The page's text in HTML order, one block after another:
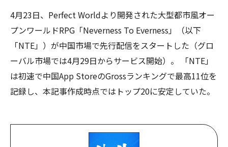
4月23日、Perfect Worldより開発された大型都市風オー
プンワールドRPG「Neverness To Everness」（以下
「NTE」）が中国市場で先行配信をスタートした（グロ
ーバル市場では4月29日からサービス開始）。 「NTE」
は初速で中国App StoreのGrossランキングで最高11位を
記録し、本記事作成時点ではトップ20に安定していた。